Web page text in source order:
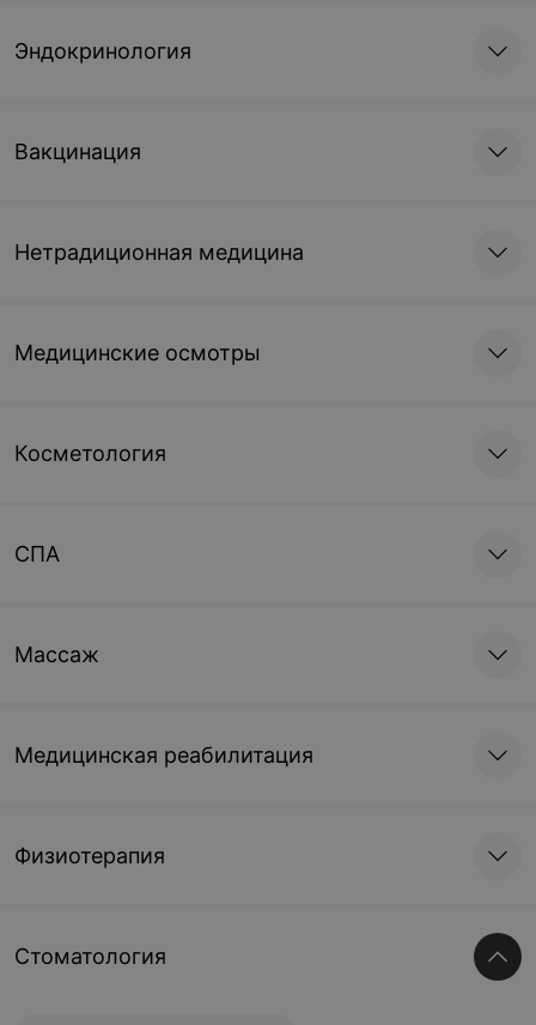
Эндокринология
Вакцинация
Нетрадиционная медицина
Медицинские осмотры
Косметология
СПА
Массаж
Медицинская реабилитация
Физиотерапия
Стоматология